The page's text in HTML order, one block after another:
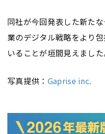
同社が今回発表した新た
業のデジタル戦略をより
いることが垣間見えました
写真提供： Gaprise inc.